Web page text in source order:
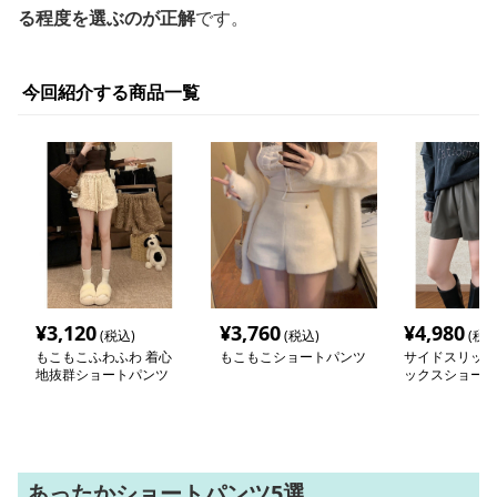
る程度を選ぶのが正解です。
今回紹介する商品一覧
¥3,120(税込)
もこもこふわふわ 着心
地抜群ショートパンツ
¥3,760(税込)
もこもこショートパンツ
¥4,980(税
サイドスリッ
ックスショー